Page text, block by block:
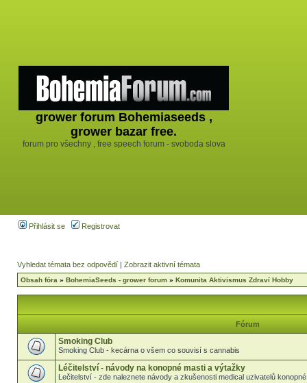
grower forum Bohemiaseeds ,
grower bazar free.
forum pro všechny , free speech forum - svoboda slova
Přihlásit se Registrovat
Vyhledat témata bez odpovědí | Zobrazit aktivní témata
Obsah fóra » BohemiaSeeds - grower forum » Komunita Aktivismus Zdraví Hobby
Fórum
Smoking Club
Smoking Club - kecárna o všem co souvisí s cannabis
Léčitelství - návody na konopné masti a výtažky
Lečitelství - zde naleznete návody a zkušenosti medical uzivatelů